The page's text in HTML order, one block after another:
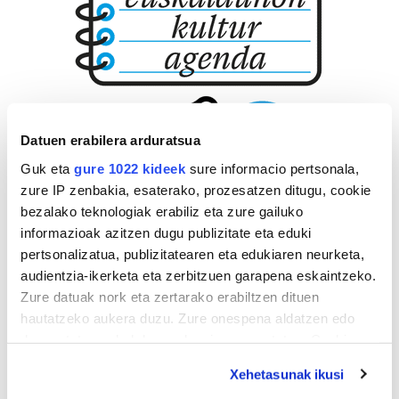
Datuen erabilera arduratsua
Guk eta gure 1022 kideek sure informacio pertsonala,
zure IP zenbakia, esaterako, prozesatzen ditugu, cookie
bezalako teknologiak erabiliz eta zure gailuko
informazioak azitzen dugu publizitate eta eduki
pertsonalizatua, publizitatearen eta edukiaren neurketa,
audientzia-ikerketa eta zerbitzuen garapena eskaintzeko.
Zure datuak nork eta zertarako erabiltzen dituen
hautatzeko aukera duzu. Zure onespena aldatzen edo
Xehetasunak ikusi